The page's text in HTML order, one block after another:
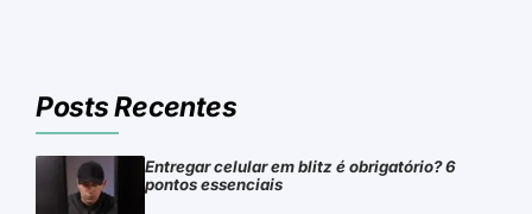
Posts Recentes
Entregar celular em blitz é obrigatório? 6
pontos essenciais